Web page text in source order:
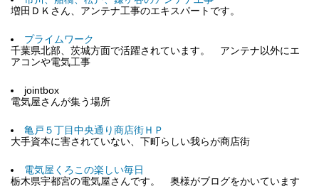
増田ＤＫさん、アンテナ工事のエキスパートです。
プライムワーク
千葉県北部、茨城方面で活躍されています。 アンテナ以外にエ
アコンや電気工事
jointbox
電気屋さんが集う場所
亀戸５丁目中央通り商店街ＨＰ
大手資本に害されていない、下町らしい我らが商店街
電気屋くろこの楽しい毎日
栃木県宇都宮の電気屋さんです。 奥様がブログをかいています